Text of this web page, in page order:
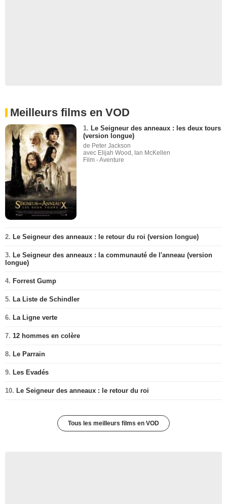
Meilleurs films en VOD
1. Le Seigneur des anneaux : les deux tours
(version longue)
de Peter Jackson
avec Elijah Wood, Ian McKellen
Film - Aventure
2. Le Seigneur des anneaux : le retour du roi (version longue)
3. Le Seigneur des anneaux : la communauté de l'anneau (version
longue)
4. Forrest Gump
5. La Liste de Schindler
6. La Ligne verte
7. 12 hommes en colère
8. Le Parrain
9. Les Evadés
10. Le Seigneur des anneaux : le retour du roi
Tous les meilleurs films en VOD